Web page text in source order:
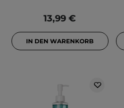
13,99 €
IN DEN WARENKORB